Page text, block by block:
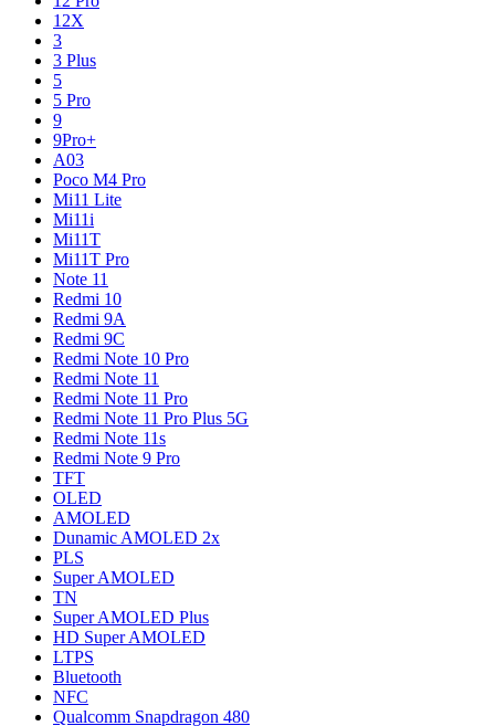
12X
3
3 Plus
5
5 Pro
9
9Pro+
A03
Poco M4 Pro
Mi11 Lite
Mi11i
Mi11T
Mi11T Pro
Note 11
Redmi 10
Redmi 9A
Redmi 9C
Redmi Note 10 Pro
Redmi Note 11
Redmi Note 11 Pro
Redmi Note 11 Pro Plus 5G
Redmi Note 11s
Redmi Note 9 Pro
TFT
OLED
AMOLED
Dunamic AMOLED 2x
PLS
Super AMOLED
TN
Super AMOLED Plus
HD Super AMOLED
LTPS
Bluetooth
NFC
Qualcomm Snapdragon 480